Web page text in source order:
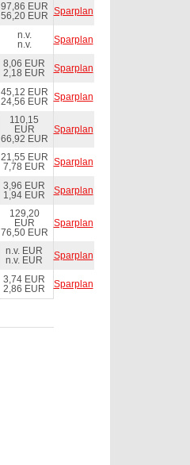
97,86 EUR
56,20 EUR Sparplan
n.v.
n.v.
Sparplan
8,06 EUR
2,18 EUR
Sparplan
45,12 EUR
24,56 EUR Sparplan
110,15
EUR
66,92 EUR
Sparplan
21,55 EUR
7,78 EUR
Sparplan
3,96 EUR
1,94 EUR
Sparplan
129,20
EUR
76,50 EUR
Sparplan
n.v. EUR
n.v. EUR
Sparplan
3,74 EUR
2,86 EUR
Sparplan